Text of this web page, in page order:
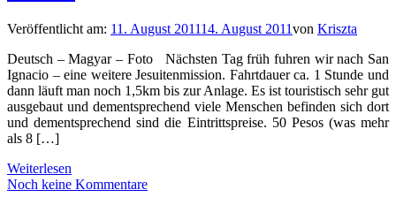
Veröffentlicht am: 11. August 201114. August 2011von Kriszta
Deutsch – Magyar – Foto Nächsten Tag früh fuhren wir nach San
Ignacio – eine weitere Jesuitenmission. Fahrtdauer ca. 1 Stunde und
dann läuft man noch 1,5km bis zur Anlage. Es ist touristisch sehr gut
ausgebaut und dementsprechend viele Menschen befinden sich dort
und dementsprechend sind die Eintrittspreise. 50 Pesos (was mehr
als 8 […]
Weiterlesen
Noch keine Kommentare